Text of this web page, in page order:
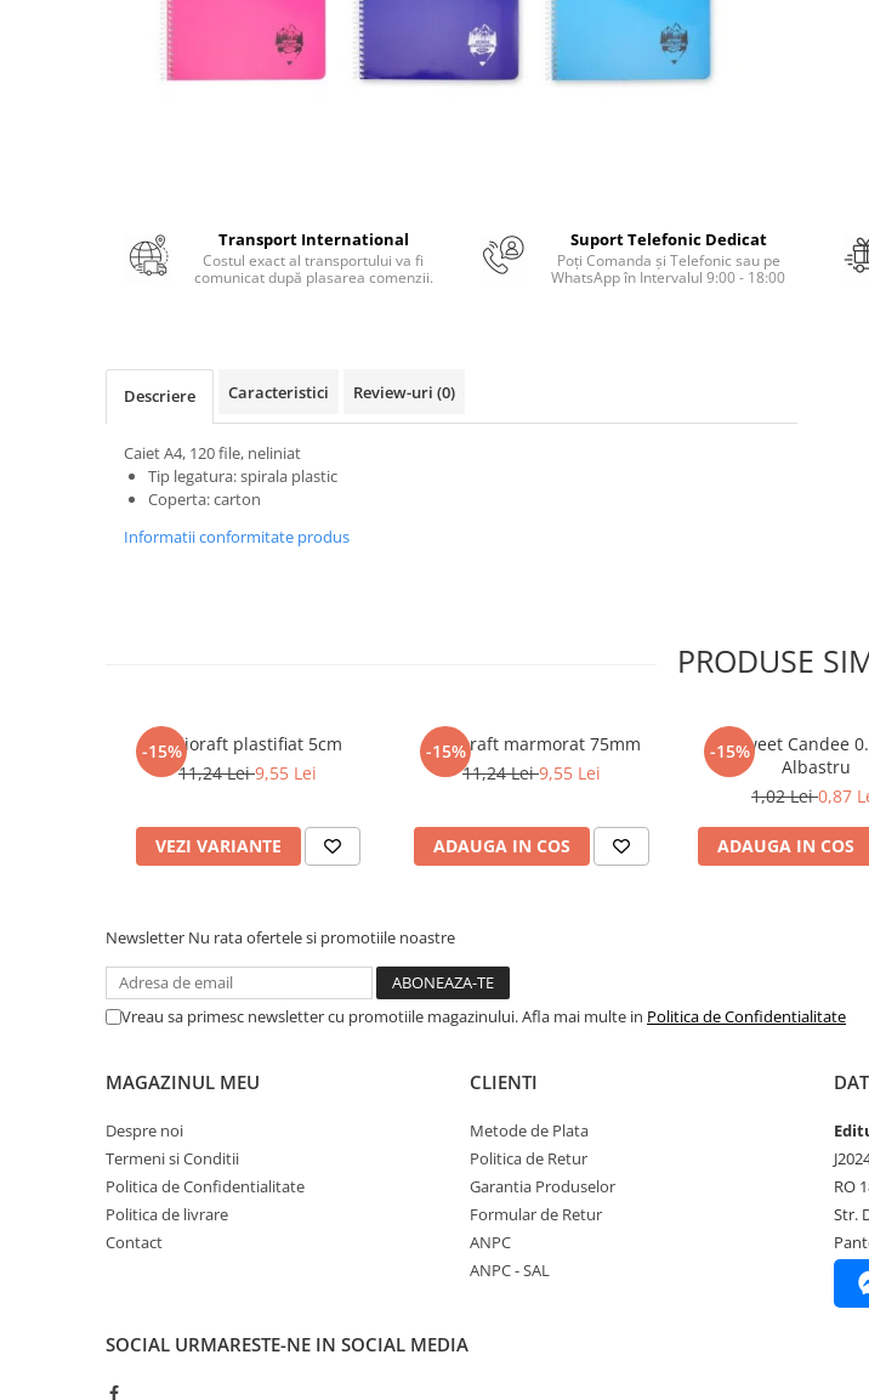
ScienceConnection
MedConnect
Medicina & Farmacie
Medicina Pentru Toti
Carti pentru Adolescenti, Young
Crime, Thriller, Mistery
Literatura Romana
Romane de dragoste, Carti
Senzatii/Erotic
Senzatii/Thriller
SF & Fantasy
Birotica & Papetarie
Transport International
Costul exact al transportului va fi
comunicat după plasarea comenzii.
Suport Telefonic Dedicat
Poți Comanda și Telefonic sau pe
WhatsApp în Intervalul 9:00 - 18:00
Descriere Caracteristici Review-uri (0)
Caiet A4, 120 file, neliniat
Tip legatura: spirala plastic
Coperta: carton
Informatii conformitate produs
PRODUSE
-15%
Biblioraft plastifiat 5cm
11,24 Lei9,55 Lei
VEZI VARIANTE
-15%
Biblioraft marmorat 75mm
11,24 Lei9,55 Lei
ADAUGA IN COS
-15%
Pix Sweet Candee
Albastru
1,02 Lei0,87
ADAUGA IN COS
Newsletter Nu rata ofertele si promotiile noastre
Vreau sa primesc newsletter cu promotiile magazinului. Afla mai multe in Politica de Confidentialitate
MAGAZINUL MEU
Despre noi
Termeni si Conditii
Politica de Confidentialitate
Politica de livrare
Contact
CLIENTI
Metode de Plata
Politica de Retur
Garantia Produselor
Formular de Retur
ANPC
ANPC - SAL
RO
Str.
SOCIAL URMARESTE-NE IN SOCIAL MEDIA